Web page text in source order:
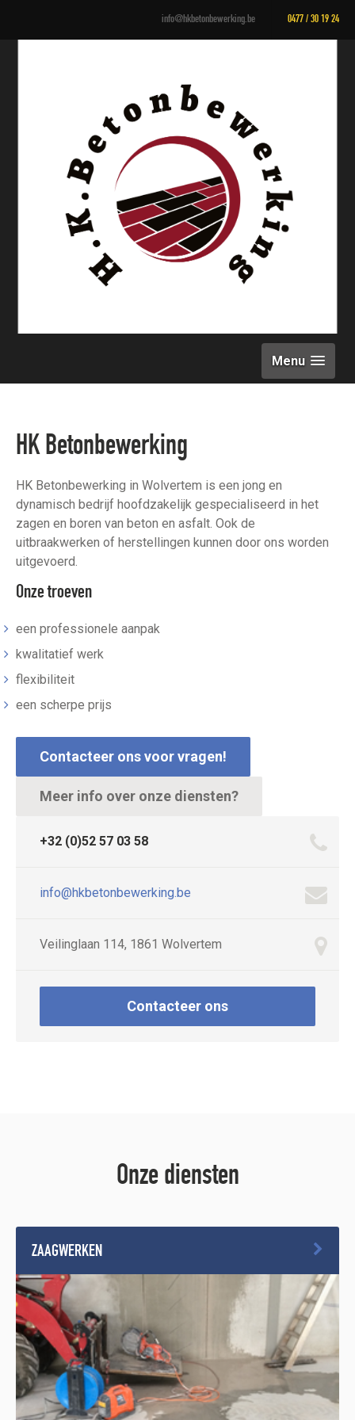
info@hkbetonbewerking.be 0477 / 30 19 24
Menu
HK Betonbewerking
HK Betonbewerking in Wolvertem is een jong en
dynamisch bedrijf hoofdzakelijk gespecialiseerd in het
zagen en boren van beton en asfalt. Ook de
uitbraakwerken of herstellingen kunnen door ons worden
uitgevoerd.
Onze troeven
een professionele aanpak
kwalitatief werk
flexibiliteit
een scherpe prijs
Contacteer ons voor vragen!
Meer info over onze diensten?
+32 (0)52 57 03 58
info@hkbetonbewerking.be
Veilinglaan 114, 1861 Wolvertem
Contacteer ons
Onze diensten
ZAAGWERKEN